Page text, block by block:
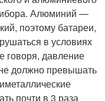
Алюминий —
поэтому батареи,
в условиях
говоря, давление
должно превышать
почти в 3 раза